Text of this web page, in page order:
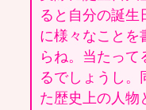
ると自分の誕生
に様々なことを
らね。当たって
るでしょうし。
た歴史上の人物